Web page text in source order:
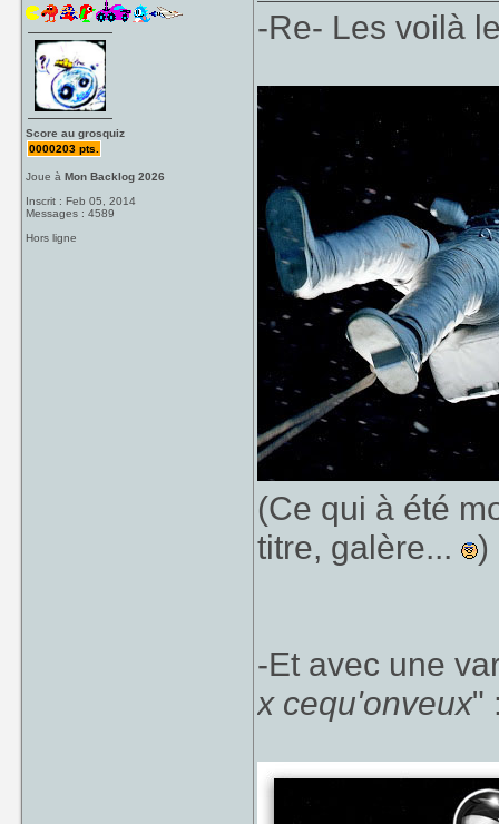
Score au grosquiz
0000203 pts.
Joue àMon Backlog 2026
Inscrit : Feb 05, 2014
Messages : 4589
Hors ligne
-Re- Les voilà
(Ce qui à été
titre, galère... )
-Et avec une
x cequ'onveux"